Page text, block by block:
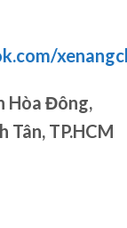
Hòa Đông,
Tân, TP.HCM